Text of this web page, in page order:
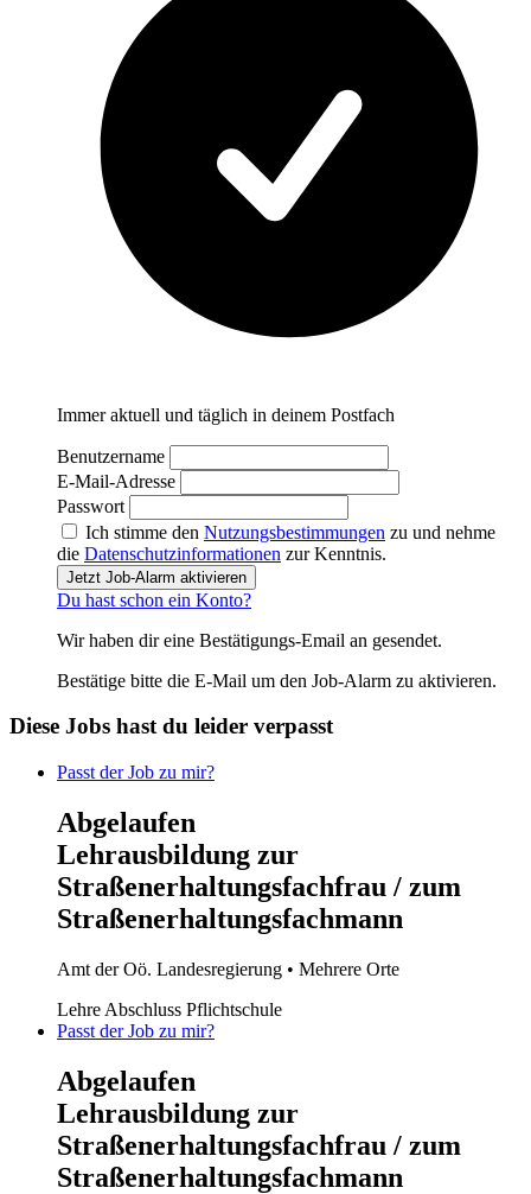
Immer aktuell und täglich in deinem Postfach
Benutzername
E-Mail-Adresse
Passwort
Ich stimme den Nutzungsbestimmungen zu und nehme
die Datenschutzinformationen zur Kenntnis.
Jetzt Job-Alarm aktivieren
Du hast schon ein Konto?
Wir haben dir eine Bestätigungs-Email an gesendet.
Bestätige bitte die E-Mail um den Job-Alarm zu aktivieren.
Diese Jobs hast du leider verpasst
Passt der Job zu mir?
Abgelaufen
Lehrausbildung zur
Straßenerhaltungsfachfrau / zum
Straßenerhaltungsfachmann
Amt der Oö. Landesregierung • Mehrere Orte
Lehre Abschluss Pflichtschule
Passt der Job zu mir?
Abgelaufen
Lehrausbildung zur
Straßenerhaltungsfachfrau / zum
Straßenerhaltungsfachmann